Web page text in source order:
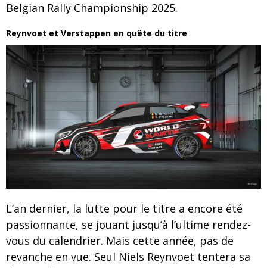
Belgian Rally Championship 2025.
Reynvoet et Verstappen en quête du titre
L’an dernier, la lutte pour le titre a encore été
passionnante, se jouant jusqu’à l’ultime rendez-
vous du calendrier. Mais cette année, pas de
revanche en vue. Seul Niels Reynvoet tentera sa